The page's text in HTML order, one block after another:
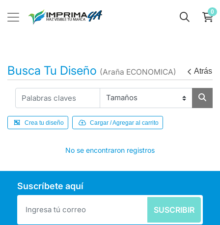
0
Busca Tu Diseño (Araña ECONOMICA) Atrás
Crea tu diseño Cargar / Agregar al carrito
No se encontraron registros
Suscríbete aquí
SUSCRIBIR